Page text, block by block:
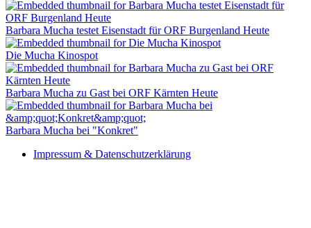
Barbara Mucha testet Eisenstadt für ORF Burgenland Heute
Die Mucha Kinospot
Barbara Mucha zu Gast bei ORF Kärnten Heute
Barbara Mucha bei "Konkret"
Impressum & Datenschutzerklärung